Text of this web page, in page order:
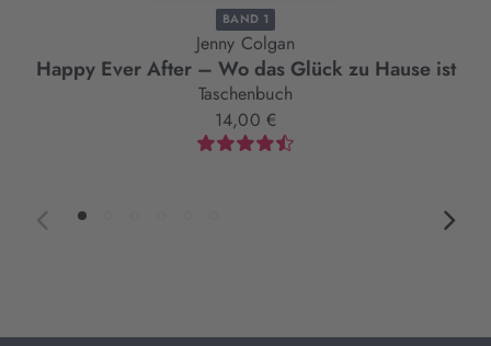
BAND 1
Jenny Colgan
Happy Ever After – Wo das Glück zu Hause ist
Taschenbuch
14,00 €